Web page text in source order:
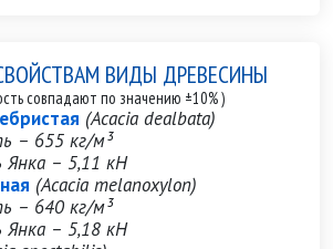
ВИДЫ ДРЕВЕСИНЫ
совпадают по значению ±10% )
(Acacia dealbata)
– 655 кг/м³
Янка – 5,11 кН
(Acacia melanoxylon)
– 640 кг/м³
Янка – 5,18 кН